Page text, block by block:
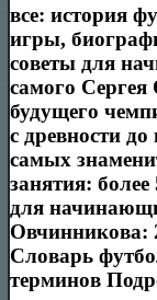
все: история
игры,
советы для
самого
будущего
с древности
самых
занятия:
для
Овчинникова:
Словарь
терминов